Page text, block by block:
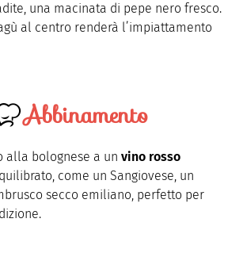
una macinata di pepe nero fresco.
al centro renderà l’impiattamento
Abbinamento
alla bolognese a un vino rosso
come un Sangiovese, un
secco emiliano, perfetto per